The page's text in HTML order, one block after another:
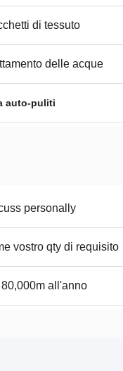
di tessuto
delle acque
auto-puliti
personally
vostro qty di requisito
80,000m all'anno